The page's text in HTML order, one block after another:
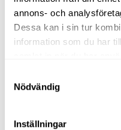
annons- och
Dessa kan i sin tur
information som du har
Nödvändig
Inställningar
GB Foods sätter smak på